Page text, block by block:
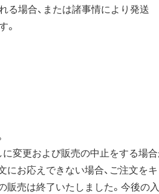
る場合、または諸事情により発送
。
変更および販売の中止をする場合
お応えできない場合、ご注文を
売は終了いたしました。今後の